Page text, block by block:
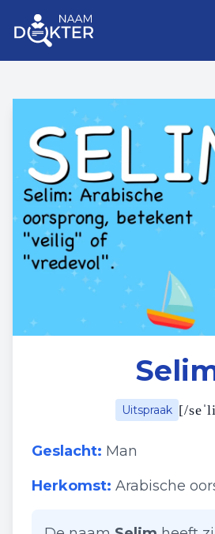
Uitspraak [/
Geslacht: Man
Herkomst: Arabische